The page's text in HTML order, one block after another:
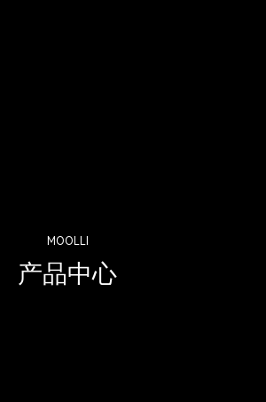
MOOLLI
产品中心